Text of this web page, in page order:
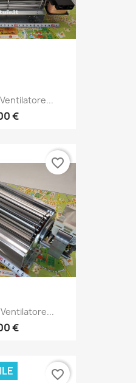
€
€
favorite_border
favorite_border